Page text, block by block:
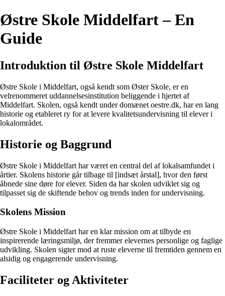
Østre Skole Middelfart – En
Guide
Introduktion til Østre Skole Middelfart
Østre Skole i Middelfart, også kendt som Øster Skole, er en
velrenommeret uddannelsesinstitution beliggende i hjertet af
Middelfart. Skolen, også kendt under domænet oestre.dk, har en lang
historie og etableret ry for at levere kvalitetsundervisning til elever i
lokalområdet.
Historie og Baggrund
Østre Skole i Middelfart har været en central del af lokalsamfundet i
årtier. Skolens historie går tilbage til [indsæt årstal], hvor den først
åbnede sine døre for elever. Siden da har skolen udviklet sig og
tilpasset sig de skiftende behov og trends inden for undervisning.
Skolens Mission
Østre Skole i Middelfart har en klar mission om at tilbyde en
inspirerende læringsmiljø, der fremmer elevernes personlige og faglige
udvikling. Skolen sigter mod at ruste eleverne til fremtiden gennem en
alsidig og engagerende undervisning.
Faciliteter og Aktiviteter